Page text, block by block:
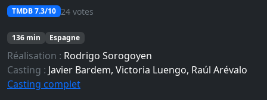
TMDB 7.3/10 24 votes
136 min Espagne
Réalisation : Rodrigo Sorogoyen
Casting : Javier Bardem, Victoria Luengo, Raúl Arévalo
Casting complet